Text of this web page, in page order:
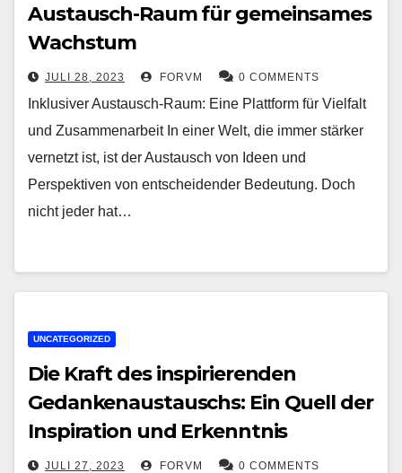
Austausch-Raum für gemeinsames
Wachstum
JULI 28, 2023 FORVM 0 COMMENTS
Inklusiver Austausch-Raum: Eine Plattform für Vielfalt
und Zusammenarbeit In einer Welt, die immer stärker
vernetzt ist, ist der Austausch von Ideen und
Perspektiven von entscheidender Bedeutung. Doch
nicht jeder hat…
UNCATEGORIZED
Die Kraft des inspirierenden
Gedankenaustauschs: Ein Quell der
Inspiration und Erkenntnis
JULI 27, 2023 FORVM 0 COMMENTS